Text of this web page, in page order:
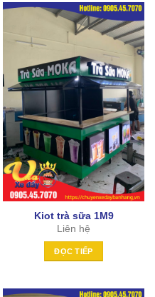
Kiot trà sữa 1M9
Liên hệ
ĐỌC TIẾP